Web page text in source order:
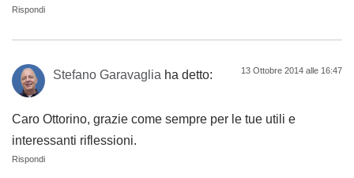
Rispondi
Stefano Garavaglia ha detto: 13 Ottobre 2014 alle 16:47
Caro Ottorino, grazie come sempre per le tue utili e
interessanti riflessioni.
Rispondi